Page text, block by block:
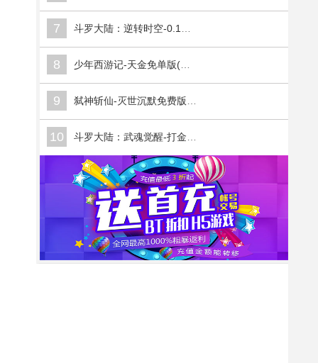
7
8
9
10